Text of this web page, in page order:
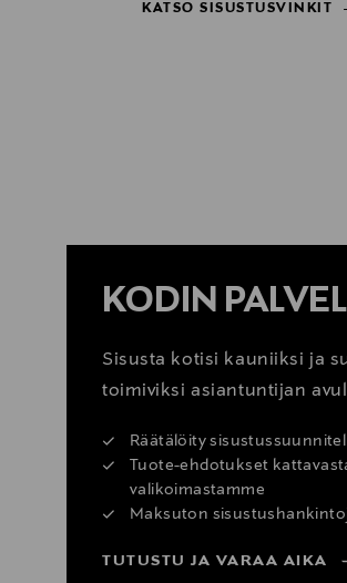
KATSO SISUSTUSVINKIT
KODIN
Sisusta kotisi kauniiksi ja
toimiviksi asiantuntijan
Räätälöity
Tuote-ehdotukset
valikoimastamme
Maksuton
TUTUSTU JA VARAA AIKA